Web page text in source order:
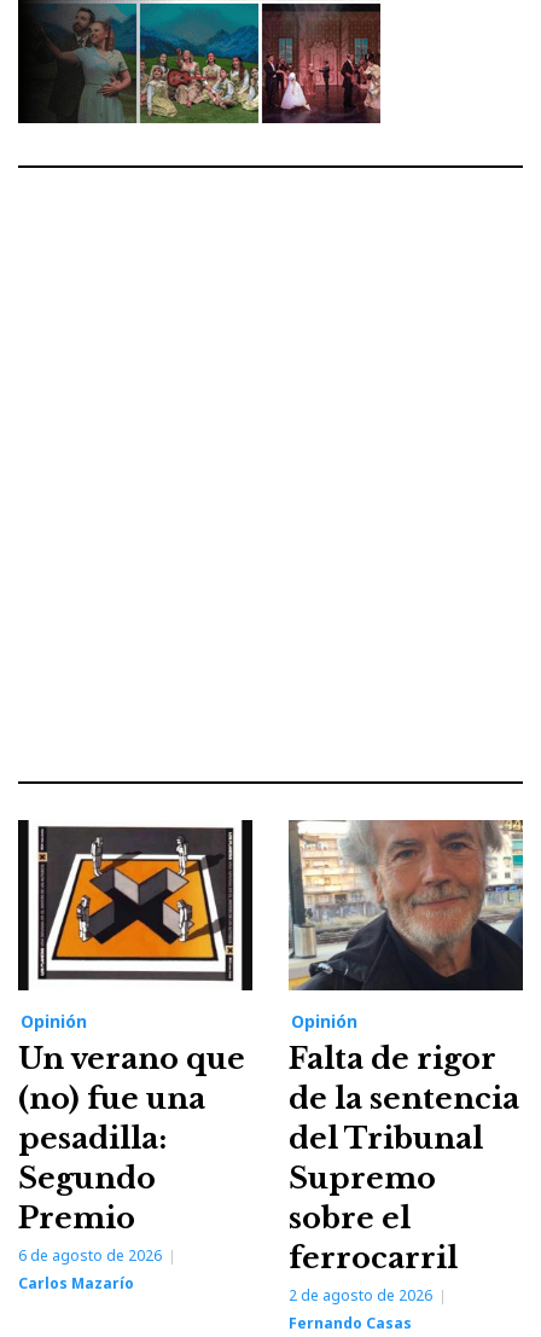
Opinión
Un verano que
(no) fue una
pesadilla:
Segundo
Premio
6 de agosto de 2026
Carlos Mazarío
Opinión
Falta de rigor
de la sentencia
del Tribunal
Supremo
sobre el
ferrocarril
2 de agosto de 2026
Fernando Casas